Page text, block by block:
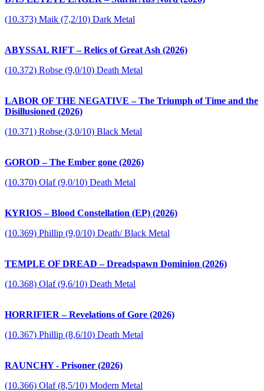
(10.373) Maik (7,2/10) Dark Metal
ABYSSAL RIFT – Relics of Great Ash (2026)
(10.372) Robse (9,0/10) Death Metal
LABOR OF THE NEGATIVE – The Triumph of Time and the
Disillusioned (2026)
(10.371) Robse (3,0/10) Black Metal
GOROD – The Ember gone (2026)
(10.370) Olaf (9,0/10) Death Metal
KYRIOS – Blood Constellation (EP) (2026)
(10.369) Phillip (9,0/10) Death/ Black Metal
TEMPLE OF DREAD – Dreadspawn Dominion (2026)
(10.368) Olaf (9,6/10) Death Metal
HORRIFIER – Revelations of Gore (2026)
(10.367) Phillip (8,6/10) Death Metal
RAUNCHY - Prisoner (2026)
(10.366) Olaf (8,5/10) Modern Metal